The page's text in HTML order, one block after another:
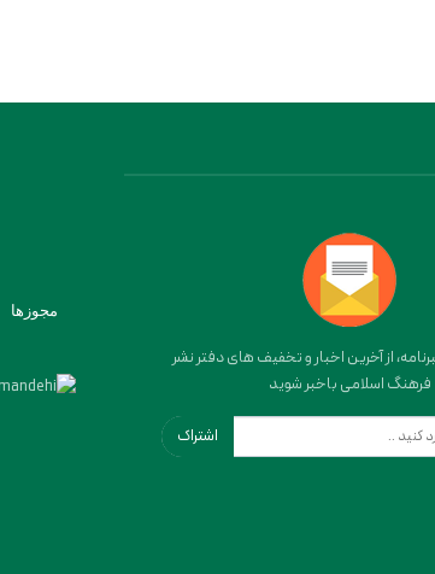
از آخرین اخبار و تخفیف های دفتر نشر
فرهنگ اسلامی باخبر شوید
اشتراک
مجوزها